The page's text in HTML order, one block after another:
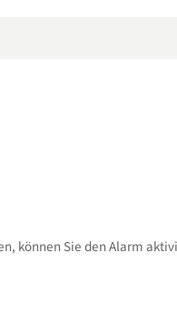
können Sie den Alarm